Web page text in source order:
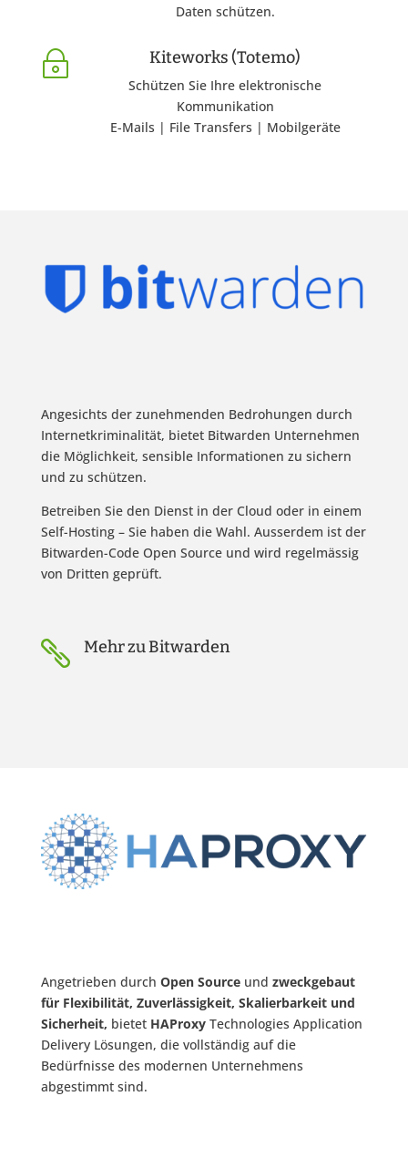
Daten schützen.
~ Kiteworks (Totemo)
Schützen Sie Ihre elektronische
Kommunikation
E-Mails | File Transfers | Mobilgeräte
Angesichts der zunehmenden Bedrohungen durch
Internetkriminalität, bietet Bitwarden Unternehmen
die Möglichkeit, sensible Informationen zu sichern
und zu schützen.
Betreiben Sie den Dienst in der Cloud oder in einem
Self-Hosting – Sie haben die Wahl. Ausserdem ist der
Bitwarden-Code Open Source und wird regelmässig
von Dritten geprüft.
 Mehr zu Bitwarden
Angetrieben durch Open Sourceund zweckgebaut
für Flexibilität, Zuverlässigkeit, Skalierbarkeit und
Sicherheit, bietet HAProxyTechnologies Application
Delivery Lösungen, die vollständig auf die
Bedürfnisse des modernen Unternehmens
abgestimmt sind.